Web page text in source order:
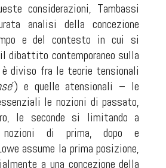
considerazioni, Tambassi
analisi della concezione
e del contesto in cui si
dibattito contemporaneo sulla
diviso fra le teorie tensionali
’) e quelle atensionali – le
le nozioni di passato,
le seconde si limitando a
nozioni di prima, dopo e
assume la prima posizione,
a una concezione della